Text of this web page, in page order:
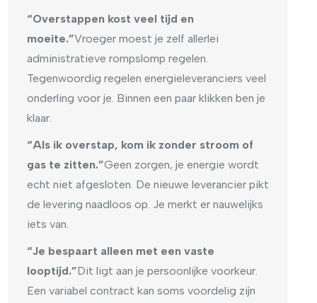
“Overstappen kost veel tijd en
moeite.”Vroeger moest je zelf allerlei
administratieve rompslomp regelen.
Tegenwoordig regelen energieleveranciers veel
onderling voor je. Binnen een paar klikken ben je
klaar.
“Als ik overstap, kom ik zonder stroom of
gas te zitten.”Geen zorgen, je energie wordt
echt niet afgesloten. De nieuwe leverancier pikt
de levering naadloos op. Je merkt er nauwelijks
iets van.
“Je bespaart alleen met een vaste
looptijd.”Dit ligt aan je persoonlijke voorkeur.
Een variabel contract kan soms voordelig zijn